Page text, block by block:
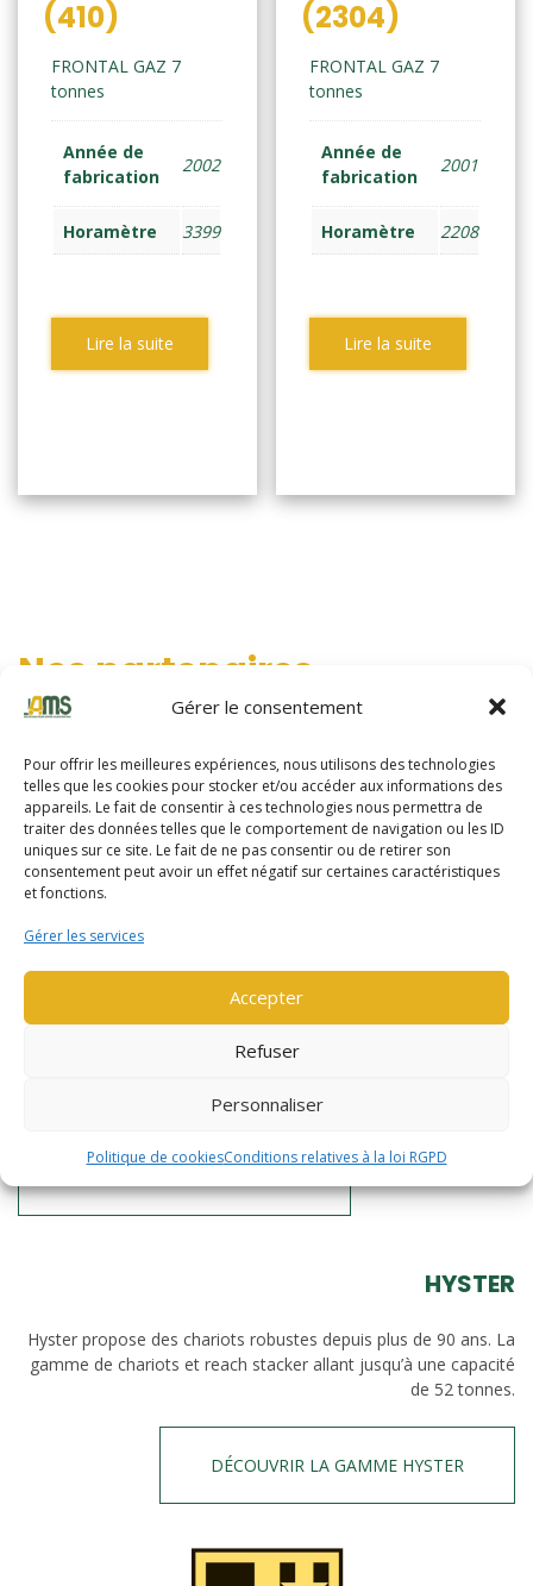
Gérer le consentement
Pour offrir les meilleures expériences, nous utilisons des technologies
telles que les cookies pour stocker et/ou accéder aux informations des
appareils. Le fait de consentir à ces technologies nous permettra de
traiter des données telles que le comportement de navigation ou les ID
uniques sur ce site. Le fait de ne pas consentir ou de retirer son
consentement peut avoir un effet négatif sur certaines caractéristiques
et fonctions.
Gérer les services
Accepter
Refuser
Personnaliser
Politique de cookiesConditions relatives à la loi RGPD
(410)
FRONTAL GAZ 7
tonnes
Année de
fabrication
2002
Horamètre 3399
Lire la suite
(2304)
FRONTAL GAZ 7
tonnes
Année de
fabrication
2001
Horamètre 2208
Lire la suite
Nos partenaires
conçoivent et fabriquent des matériels robustes, fiables,
productifs et techniquement aboutis.
Yale fabrique du matériel de manutention depuis près de 140
HYSTER
Hyster propose des chariots robustes depuis plus de 90 ans. La
gamme de chariots et reach stacker allant jusqu’à une capacité
de 52 tonnes.
DÉCOUVRIR LA GAMME HYSTER